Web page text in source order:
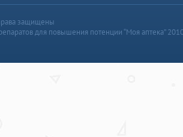
защищены
для повышения потенции “Моя аптека”